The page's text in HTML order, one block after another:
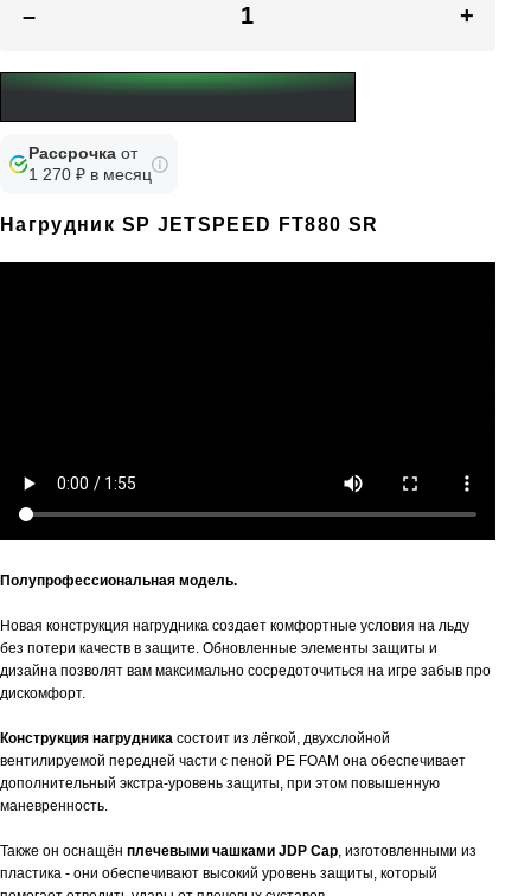
– +
Рассрочка от
1 270 ₽ в месяц
Нагрудник SP JETSPEED FT880 SR
Полупрофессиональная модель.
Новая конструкция нагрудника создает комфортные условия на льду
без потери качеств в защите. Обновленные элементы защиты и
дизайна позволят вам максимально сосредоточиться на игре забыв про
дискомфорт.
Конструкция нагрудника состоит из лёгкой, двухслойной
вентилируемой передней части с пеной PE FOAM она обеспечивает
дополнительный экстра-уровень защиты, при этом повышенную
маневренность.
Также он оснащён плечевыми чашками JDP Cap, изготовленными из
пластика - они обеспечивают высокий уровень защиты, который